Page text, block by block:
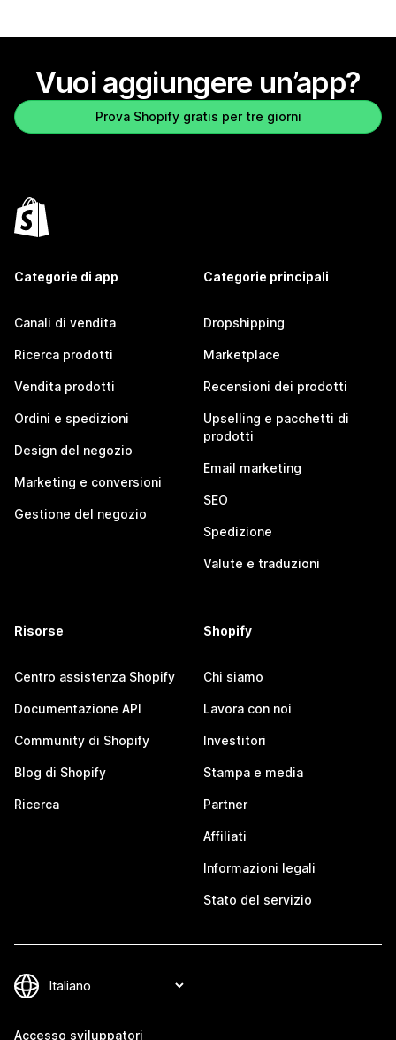
Vuoi aggiungere un’app?
Prova Shopify gratis per tre giorni
Categorie di app
Canali di vendita
Ricerca prodotti
Vendita prodotti
Ordini e spedizioni
Design del negozio
Marketing e conversioni
Gestione del negozio
Categorie principali
Dropshipping
Marketplace
Recensioni dei prodotti
Upselling e pacchetti di
prodotti
Email marketing
SEO
Spedizione
Valute e traduzioni
Risorse
Centro assistenza Shopify
Documentazione API
Community di Shopify
Blog di Shopify
Ricerca
Shopify
Chi siamo
Lavora con noi
Investitori
Stampa e media
Partner
Affiliati
Informazioni legali
Stato del servizio
Accesso sviluppatori